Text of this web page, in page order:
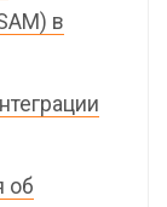
в
об